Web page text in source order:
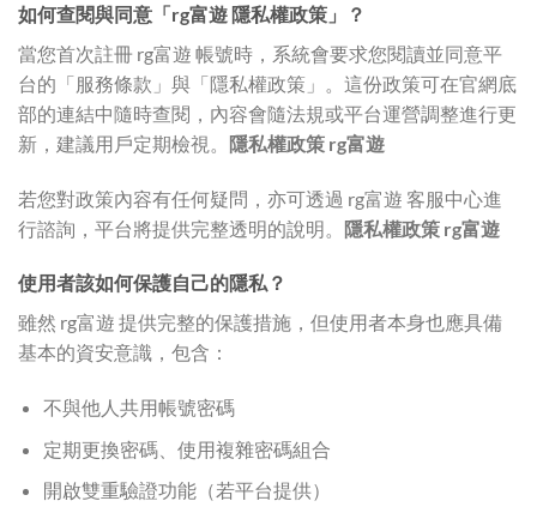
如何查閱與同意「rg富遊 隱私權政策」？
當您首次註冊 rg富遊 帳號時，系統會要求您閱讀並同意平
台的「服務條款」與「隱私權政策」。這份政策可在官網底
部的連結中隨時查閱，內容會隨法規或平台運營調整進行更
新，建議用戶定期檢視。 隱私權政策 rg富遊
若您對政策內容有任何疑問，亦可透過 rg富遊 客服中心進
行諮詢，平台將提供完整透明的說明。 隱私權政策 rg富遊
使用者該如何保護自己的隱私？
雖然 rg富遊 提供完整的保護措施，但使用者本身也應具備
基本的資安意識，包含：
不與他人共用帳號密碼
定期更換密碼、使用複雜密碼組合
開啟雙重驗證功能（若平台提供）